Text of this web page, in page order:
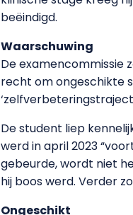
beëindigd.
Waarschuwing
De examencommissie
recht om ongeschikte
De student liep
werd in april 2023
gebeurde, wordt niet
hij boos werd. Verder
Ongeschikt